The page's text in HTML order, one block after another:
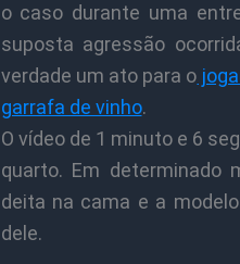
o caso durante uma
suposta agressão
verdade um ato para o
garrafa de vinho.
O vídeo de 1 minuto e 6
quarto. Em determinado
deita na cama e a
dele.